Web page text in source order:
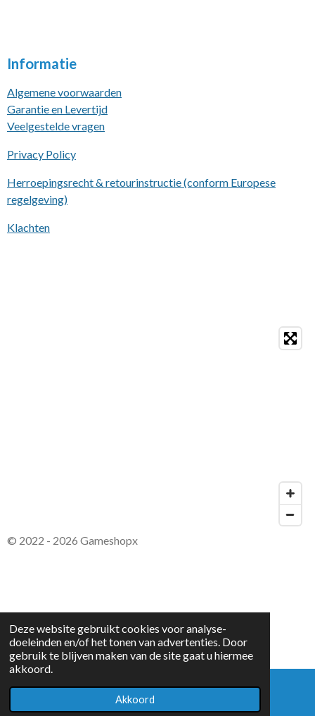
Deze website gebruikt cookies voor analyse-
doeleinden en/of het tonen van advertenties. Door
gebruik te blijven maken van de site gaat u hiermee
akkoord.
Akkoord
Informatie
Algemene voorwaarden
Garantie en Levertijd
Veelgestelde vragen
Privacy Policy
Herroepingsrecht & retourinstructie (conform Europese
regelgeving)
Klachten
© 2022 - 2026 Gameshopx